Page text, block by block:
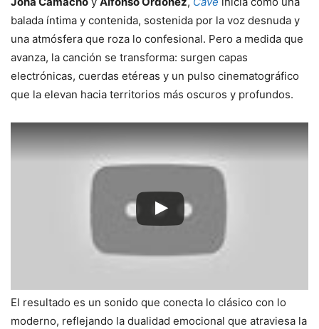
balada íntima y contenida, sostenida por la voz desnuda y
una atmósfera que roza lo confesional. Pero a medida que
avanza, la canción se transforma: surgen capas
electrónicas, cuerdas etéreas y un pulso cinematográfico
que la elevan hacia territorios más oscuros y profundos.
El resultado es un sonido que conecta lo clásico con lo
moderno, reflejando la dualidad emocional que atraviesa la